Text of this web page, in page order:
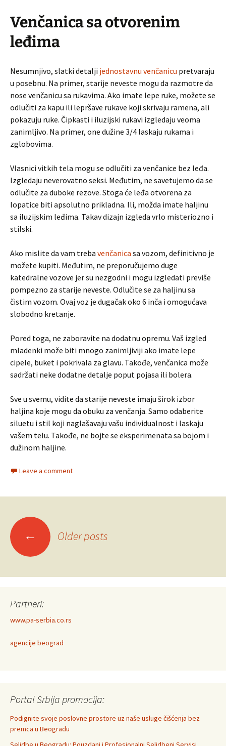
Venčanica sa otvorenim
leđima
Nesumnjivo, slatki detalji jednostavnu venčanicu pretvaraju
u posebnu. Na primer, starije neveste mogu da razmotre da
nose venčanicu sa rukavima. Ako imate lepe ruke, možete se
odlučiti za kapu ili lepršave rukave koji skrivaju ramena, ali
pokazuju ruke. Čipkasti i iluzijski rukavi izgledaju veoma
zanimljivo. Na primer, one dužine 3/4 laskaju rukama i
zglobovima.
Vlasnici vitkih tela mogu se odlučiti za venčanice bez leđa.
Izgledaju neverovatno seksi. Međutim, ne savetujemo da se
odlučite za duboke rezove. Stoga će leđa otvorena za
lopatice biti apsolutno prikladna. Ili, možda imate haljinu
sa iluzijskim leđima. Takav dizajn izgleda vrlo misteriozno i
stilski.
Ako mislite da vam treba venčanica sa vozom, definitivno je
možete kupiti. Međutim, ne preporučujemo duge
katedralne vozove jer su nezgodni i mogu izgledati previše
pompezno za starije neveste. Odlučite se za haljinu sa
čistim vozom. Ovaj voz je dugačak oko 6 inča i omogućava
slobodno kretanje.
Pored toga, ne zaboravite na dodatnu opremu. Vaš izgled
mladenki može biti mnogo zanimljiviji ako imate lepe
cipele, buket i pokrivala za glavu. Takođe, venčanica može
sadržati neke dodatne detalje poput pojasa ili bolera.
Sve u svemu, vidite da starije neveste imaju širok izbor
haljina koje mogu da obuku za venčanja. Samo odaberite
siluetu i stil koji naglašavaju vašu individualnost i laskaju
vašem telu. Takođe, ne bojte se eksperimenata sa bojom i
dužinom haljine.
Leave a comment
Posts
navigation
← Older posts
Partneri:
www.pa-serbia.co.rs
agencije beograd
Portal Srbija promocija:
Podignite svoje poslovne prostore uz naše usluge čišćenja bez
premca u Beogradu